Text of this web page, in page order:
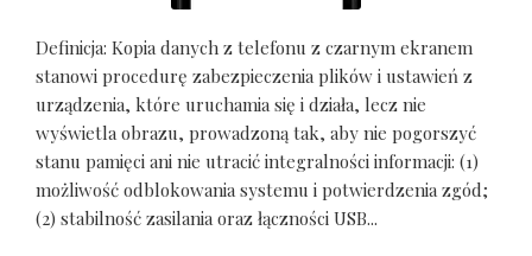
Definicja: Kopia danych z telefonu z czarnym ekranem
stanowi procedurę zabezpieczenia plików i ustawień z
urządzenia, które uruchamia się i działa, lecz nie
wyświetla obrazu, prowadzoną tak, aby nie pogorszyć
stanu pamięci ani nie utracić integralności informacji: (1)
możliwość odblokowania systemu i potwierdzenia zgód;
(2) stabilność zasilania oraz łączności USB...